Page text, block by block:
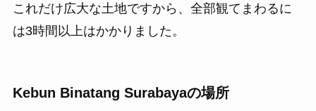
これだけ広大な土地ですから、全部観てまわるに
は3時間以上はかかりました。
Kebun Binatang Surabayaの場所